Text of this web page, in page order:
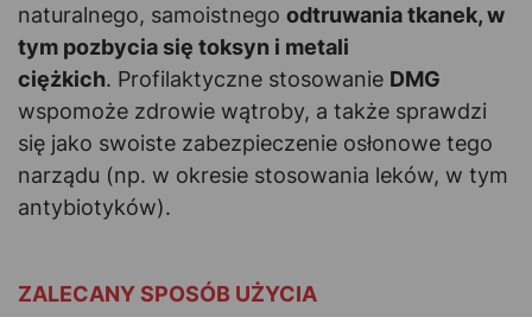
naturalnego, samoistnego odtruwania tkanek, w
tym pozbycia się toksyn i metali
ciężkich. Profilaktyczne stosowanie DMG
wspomoże zdrowie wątroby, a także sprawdzi
się jako swoiste zabezpieczenie osłonowe tego
narządu (np. w okresie stosowania leków, w tym
antybiotyków).
ZALECANY SPOSÓB UŻYCIA